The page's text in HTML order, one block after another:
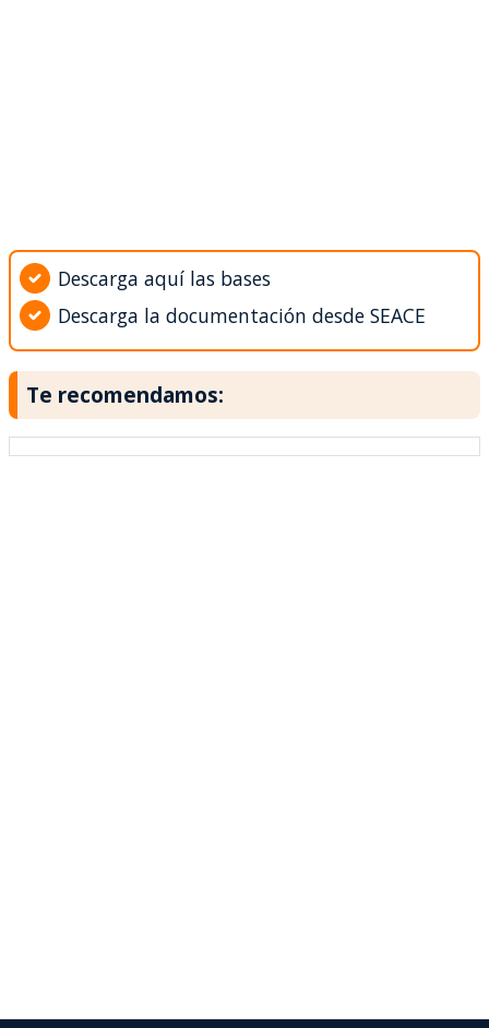
Descarga aquí las bases
Descarga la documentación desde SEACE
Te recomendamos: